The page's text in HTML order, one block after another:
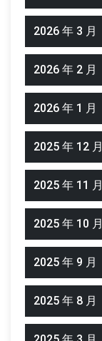
2026 年 3 月
2026 年 2 月
2026 年 1 月
2025 年 12 月
2025 年 11 月
2025 年 10 月
2025 年 9 月
2025 年 8 月